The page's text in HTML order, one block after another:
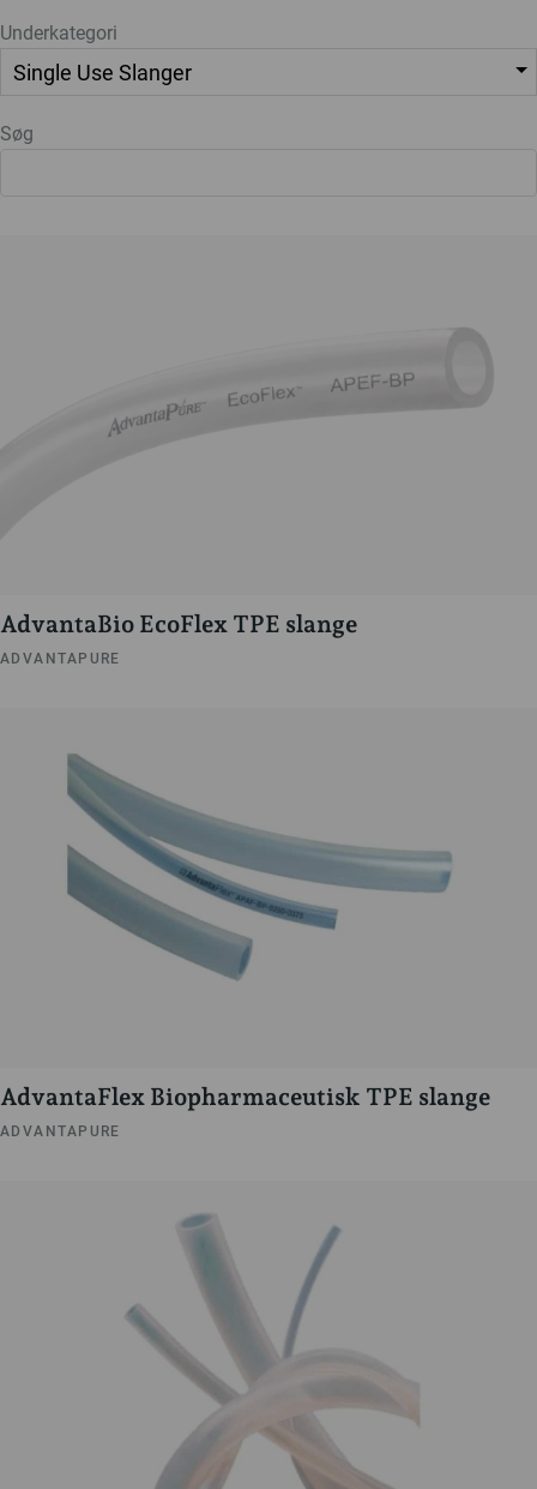
Underkategori
Søg
AdvantaBio EcoFlex TPE slange
ADVANTAPURE
AdvantaFlex Biopharmaceutisk TPE slange
ADVANTAPURE